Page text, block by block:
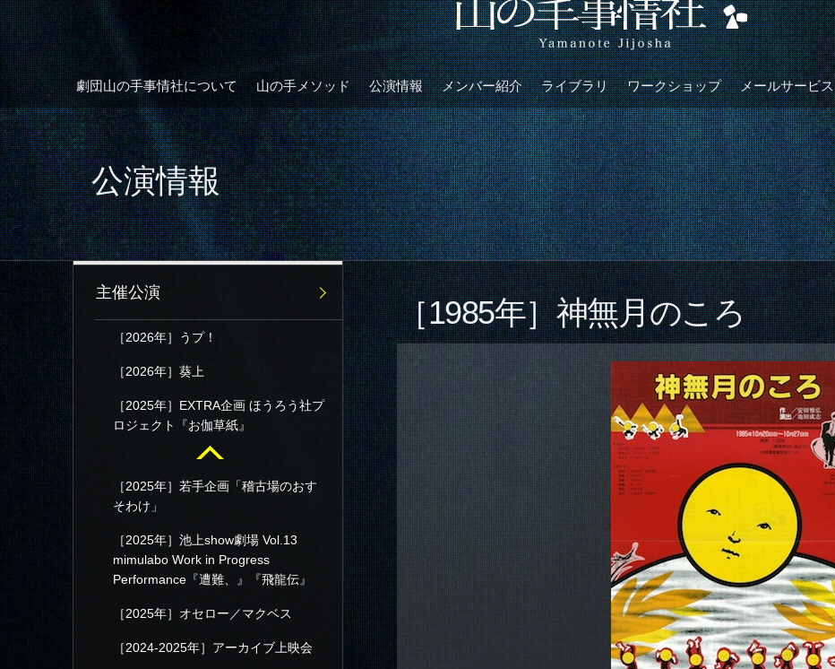
劇団山の手事情社について 山の手メソッド 公演情報 メンバー紹介 ライブラリ ワークショップ メールサービス
公演情報
［1985年］神無月のころ
主催公演
［2026年］うプ！
［2026年］葵上
［2025年］EXTRA企画 ほうろう社プ
ロジェクト『お伽草紙』
［2025年］若手企画「稽古場のおす
そわけ」
［2025年］池上show劇場 Vol.13
mimulabo Work in Progress
Performance『遭難、』『飛龍伝』
［2025年］オセロー／マクベス
［2024-2025年］アーカイブ上映会